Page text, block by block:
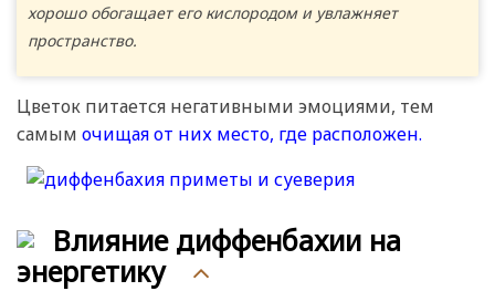
хорошо обогащает его кислородом и увлажняет
пространство.
Цветок питается негативными эмоциями, тем
самым очищая от них место, где расположен.
Влияние диффенбахии на
энергетику